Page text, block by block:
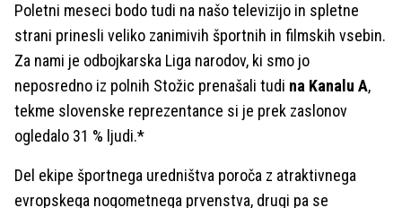
Poletni meseci bodo tudi na našo televizijo in spletne
strani prinesli veliko zanimivih športnih in filmskih vsebin.
Za nami je odbojkarska Liga narodov, ki smo jo
neposredno iz polnih Stožic prenašali tudi na Kanalu A,
tekme slovenske reprezentance si je prek zaslonov
ogledalo 31 % ljudi.*
Del ekipe športnega uredništva poroča z atraktivnega
evropskega nogometnega prvenstva, drugi pa se